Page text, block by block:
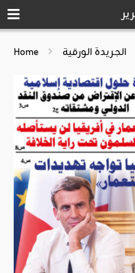
Home الجريدة الورقية